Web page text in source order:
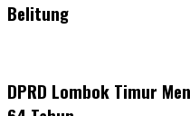
Belitung
DPRD Lombok Timur